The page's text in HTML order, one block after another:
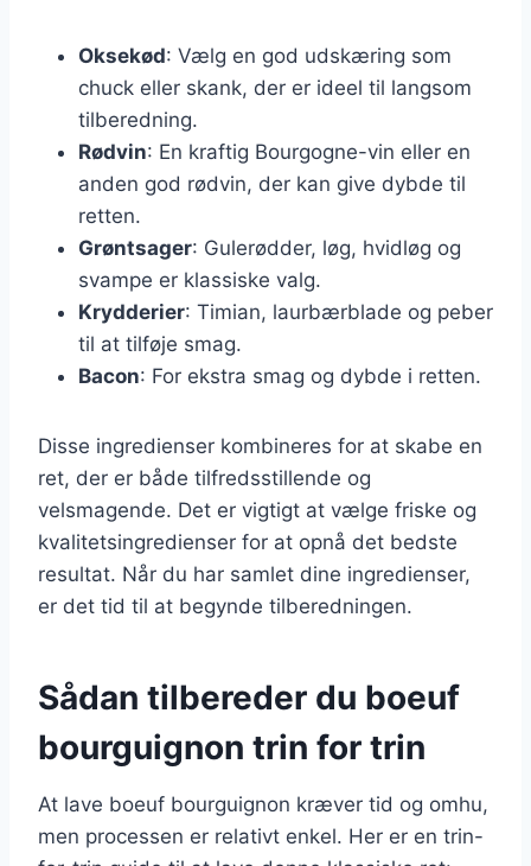
Oksekød: Vælg en god udskæring som
chuck eller skank, der er ideel til langsom
tilberedning.
Rødvin: En kraftig Bourgogne-vin eller en
anden god rødvin, der kan give dybde til
retten.
Grøntsager: Gulerødder, løg, hvidløg og
svampe er klassiske valg.
Krydderier: Timian, laurbærblade og peber
til at tilføje smag.
Bacon: For ekstra smag og dybde i retten.
Disse ingredienser kombineres for at skabe en
ret, der er både tilfredsstillende og
velsmagende. Det er vigtigt at vælge friske og
kvalitetsingredienser for at opnå det bedste
resultat. Når du har samlet dine ingredienser,
er det tid til at begynde tilberedningen.
Sådan tilbereder du boeuf
bourguignon trin for trin
At lave boeuf bourguignon kræver tid og omhu,
men processen er relativt enkel. Her er en trin-